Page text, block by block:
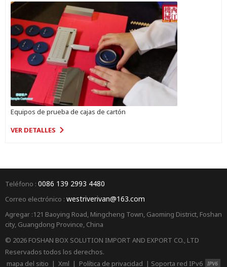
Equipos de prueba de cajas de cartón
VER DETALLES
Teléfono : 0086 139 2993 4480
Correo electrónico : westriverivan@163.com
Agregar :121 Baoying Road, Mingcheng Town, Gaoming District, Foshan
city, Guangdong Province, China
© 2026 FOSHAN BOX SOLUTION IMPORT AND EXPORT CO., LTD
Reservados todos los derechos.
mapa del sitio | Xml | Política de privacidad | Soporta red IPv6